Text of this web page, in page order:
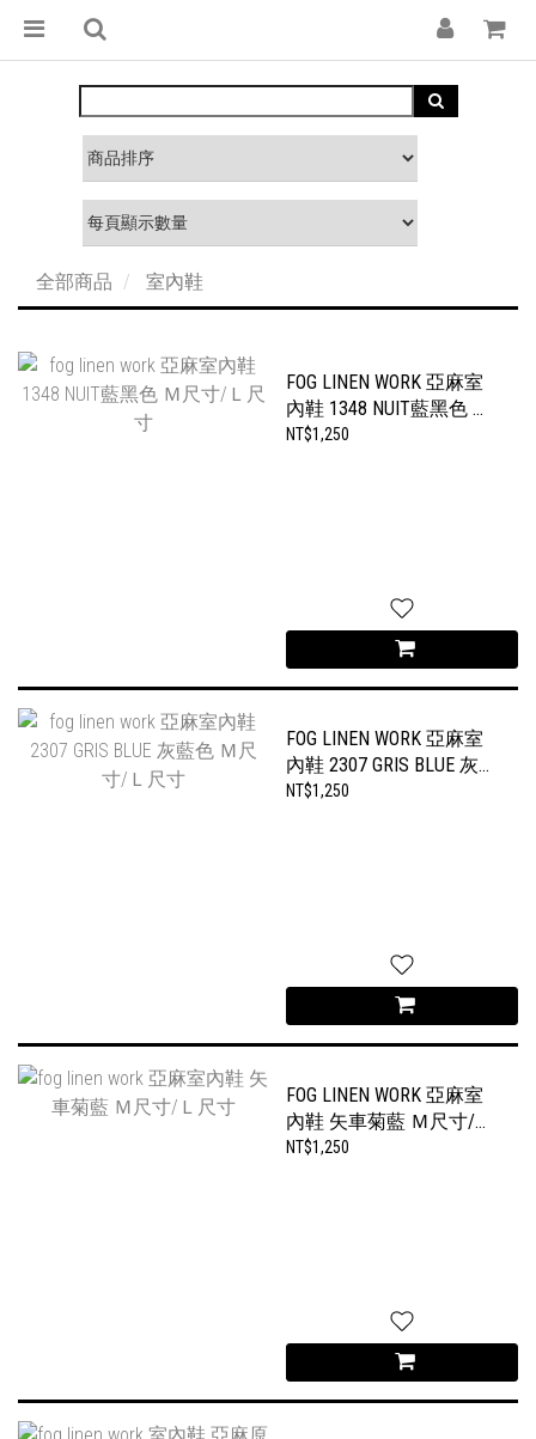
全部商品 室內鞋
FOG LINEN WORK 亞麻室
內鞋 1348 NUIT藍黑色 Ｍ
尺寸/Ｌ尺寸
NT$1,250
FOG LINEN WORK 亞麻室
內鞋 2307 GRIS BLUE 灰藍
色 Ｍ尺寸/Ｌ尺寸
NT$1,250
FOG LINEN WORK 亞麻室
內鞋 矢車菊藍 Ｍ尺寸/Ｌ
尺寸
NT$1,250